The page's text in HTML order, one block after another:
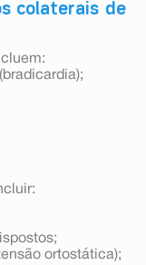
colaterais de
ortostática);